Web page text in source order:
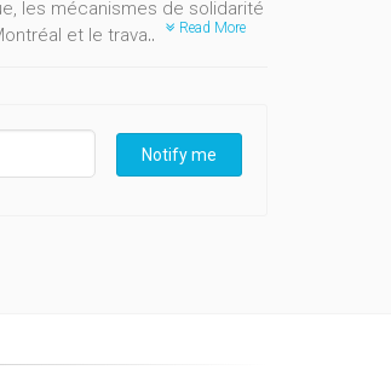
les mécanismes de solidarité
et le travail
Read More
Notify me